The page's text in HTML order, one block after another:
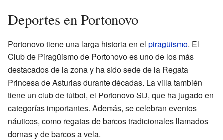
Deportes en Portonovo
Portonovo tiene una larga historia en el piragüismo. El
Club de Piragüismo de Portonovo es uno de los más
destacados de la zona y ha sido sede de la Regata
Princesa de Asturias durante décadas. La villa también
tiene un club de fútbol, el Portonovo SD, que ha jugado en
categorías importantes. Además, se celebran eventos
náuticos, como regatas de barcos tradicionales llamados
dornas y de barcos a vela.